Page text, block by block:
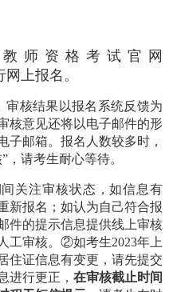
师资格考试官网
网上报名。
审核结果以报名系统反馈为
核意见还将以电子邮件的形
子邮箱。报名人数较多时，
，请考生耐心等待。
关注审核状态，如信息有
新报名；如认为自己符合报
件的提示信息提供线上审核
工审核。②如考生2023年上
住证信息有变更，请先提交
进行更正， 在审核截止时间